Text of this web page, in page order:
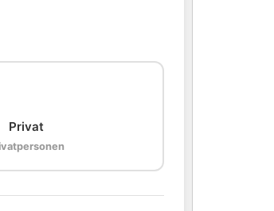
Privat